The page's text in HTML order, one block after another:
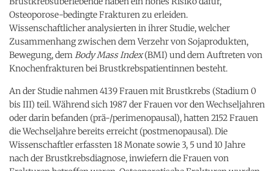
Osteoporose-bedingte Frakturen zu erleiden.
Wissenschaftlicher analysierten in ihrer Studie, welcher
Zusammenhang zwischen dem Verzehr von Sojaprodukten,
Bewegung, demBody Mass Index(BMI) und dem Auftreten von
Knochenfrakturen bei Brustkrebspatientinnen besteht.
An der Studie nahmen 4139 Frauen mit Brustkrebs (Stadium 0
bis III) teil. Während sich 1987 der Frauen vor den Wechseljahren
oder darin befanden (prä-/perimenopausal), hatten 2152 Frauen
die Wechseljahre bereits erreicht (postmenopausal). Die
Wissenschaftler erfassten 18 Monate sowie 3, 5 und 10 Jahre
nach der Brustkrebsdiagnose, inwiefern die Frauen von